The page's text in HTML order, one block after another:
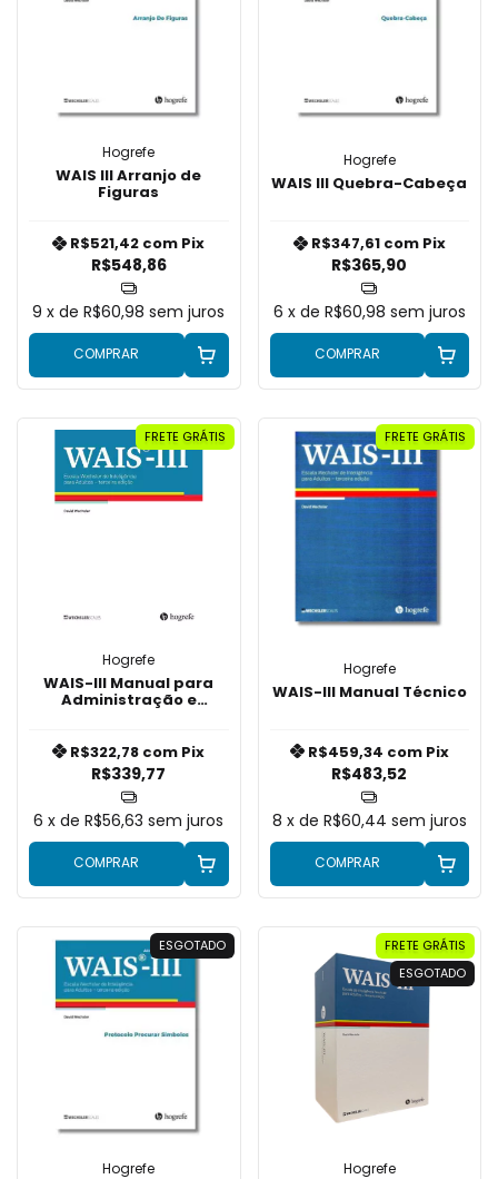
Hogrefe
WAIS III Arranjo de
Figuras
R$548,86
R$521,42 com Pix
9 x deR$60,98 sem juros
COMPRAR
Hogrefe
WAIS III Quebra-Cabeça
R$365,90
R$347,61 com Pix
6 x de R$60,98 sem juros
COMPRAR
FRETE GRÁTIS
Hogrefe
WAIS-III Manual para
Administração e
R$339,77
R$322,78 com Pix
6 x deR$56,63 sem juros
COMPRAR
FRETE GRÁTIS
Hogrefe
WAIS-III Manual Técnico
R$483,52
R$459,34 com Pix
8 x de R$60,44 sem juros
COMPRAR
ESGOTADO
Hogrefe
FRETE GRÁTIS
ESGOTADO
Hogrefe